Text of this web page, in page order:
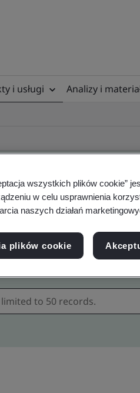
i usługi Analizy i
Validation and
wszystkich plików cookie”
w celu usprawnienia
naszych działań
plików cookie